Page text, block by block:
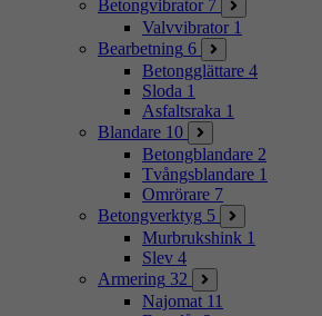
Betongvibrator 7
Valvvibrator 1
Bearbetning 6
Betongglättare 4
Sloda 1
Asfaltsraka 1
Blandare 10
Betongblandare 2
Tvångsblandare 1
Omrörare 7
Betongverktyg 5
Murbrukshink 1
Slev 4
Armering 32
Najomat 11